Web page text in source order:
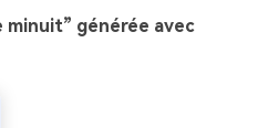
minuit” générée avec